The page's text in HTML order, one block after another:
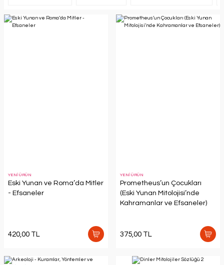
YENİ ÜRÜN
Eski Yunan ve Roma’da Mitler
- Efsaneler
420,00 TL
YENİ ÜRÜN
Prometheus’un Çocukları
(Eski Yunan Mitolojisi’nde
Kahramanlar ve Efsaneler)
375,00 TL